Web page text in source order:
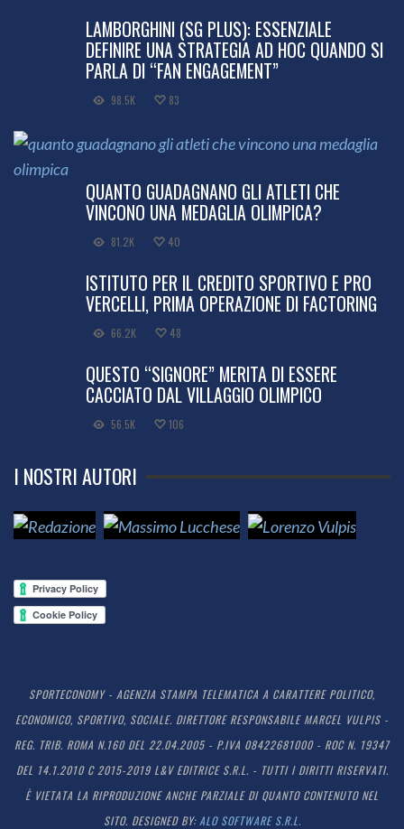
LAMBORGHINI (SG PLUS): ESSENZIALE
DEFINIRE UNA STRATEGIA AD HOC QUANDO SI
PARLA DI “FAN ENGAGEMENT”
98.5K 83
QUANTO GUADAGNANO GLI ATLETI CHE
VINCONO UNA MEDAGLIA OLIMPICA?
81.2K 40
ISTITUTO PER IL CREDITO SPORTIVO E PRO
VERCELLI, PRIMA OPERAZIONE DI FACTORING
66.2K 48
QUESTO “SIGNORE” MERITA DI ESSERE
CACCIATO DAL VILLAGGIO OLIMPICO
56.5K 106
I NOSTRI AUTORI
SPORTECONOMY - AGENZIA STAMPA TELEMATICA A CARATTERE POLITICO,
ECONOMICO, SPORTIVO, SOCIALE. DIRETTORE RESPONSABILE MARCEL VULPIS -
REG. TRIB. ROMA N.160 DEL 22.04.2005 - P.IVA 08422681000 - ROC N. 19347
DEL 14.1.2010 C 2015-2019 L&V EDITRICE S.R.L. - TUTTI I DIRITTI RISERVATI.
È VIETATA LA RIPRODUZIONE ANCHE PARZIALE DI QUANTO CONTENUTO NEL
SITO. DESIGNED BY: ALO SOFTWARE S.R.L.